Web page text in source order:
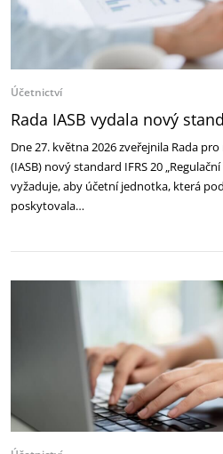
Účetnictví
Rada IASB vydala nový
Dne 27. května 2026 zveřejnila Rada
(IASB) nový standard IFRS 20
vyžaduje, aby účetní jednotka, která
poskytovala…